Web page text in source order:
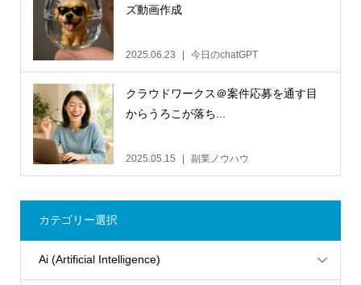
ズ動画作成
2025.06.23 今日のchatGPT
クラウドワークス＠案件応募を通す目
からうろこが落ち...
2025.05.15 副業ノウハウ
カテゴリー選択
Ai (Artificial Intelligence)